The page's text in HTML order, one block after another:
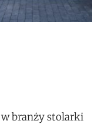
branży stolarki